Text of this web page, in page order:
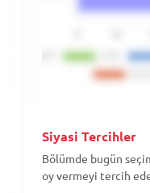
Siyasi Tercihler
Bölümde bugün
oy vermeyi tercih